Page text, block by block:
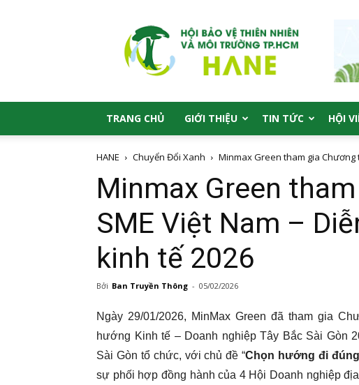
HANE
TRANG CHỦ GIỚI THIỆU TIN TỨC HỘI
HANE Chuyển Đổi Xanh Minmax Green tham gia Chương
Minmax Green
SME Việt Nam –
kinh tế 2026
Bởi Ban Truyền Thông - 05/02/2026
Ngày 29/01/2026, MinMax Green đã tham gia
hướng Kinh tế – Doanh nghiệp Tây Bắc Sài Gòn
Sài Gòn tổ chức, với chủ đề “Chọn hướng đi
sự phối hợp đồng hành của 4 Hội Doanh nghiệp